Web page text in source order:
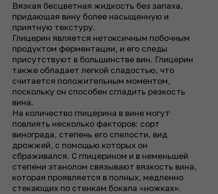
Вязкая бесцветная жидкость без запаха,
придающая вину более насыщенную и
приятную текстуру.
Глицерин является нетоксичным побочным
продуктом ферментации, и его следы
присутствуют в большинстве вин. Глицерин
также обладает легкой сладостью, что
считается положительным моментом,
поскольку он способен сгладить резкость
вина.
На количество глицерина в вине могут
повлиять несколько факторов: сорт
винограда, степень его спелости, вид
дрожжей, с помощью которых он
сбраживался. С глицерином и в неменьшей
степени этанолом связывают вязкость вина,
которая проявляется в полных, медленно
стекающих по стенкам бокала «ножках».